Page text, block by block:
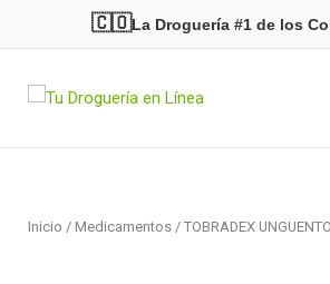
🇨🇴La Droguería #1 de los
Home
Inicio / Medicamentos / TOBRADEX